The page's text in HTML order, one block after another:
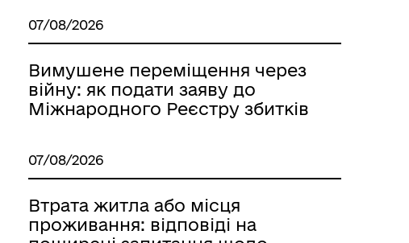
07/08/2026
Вимушене переміщення через
війну: як подати заяву до
Міжнародного Реєстру збитків
07/08/2026
Втрата житла або місця
проживання: відповіді на